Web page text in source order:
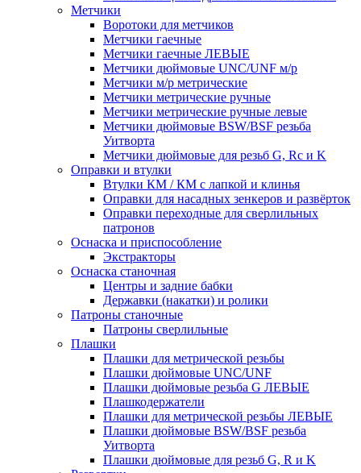
Метчики
Воротоки для метчиков
Метчики гаечные
Метчики гаечные ЛЕВЫЕ
Метчики дюймовые UNC/UNF м/р
Метчики м/р метрические
Метчики метрические ручные
Метчики метрические ручные левые
Метчики дюймовые BSW/BSF резьба
Уитворта
Метчики дюймовые для резьб G, Rc и K
Оправки и втулки
Втулки КМ / КМ с лапкой и клинья
Оправки для насадных зенкеров и развёрток
Оправки переходные для сверлильных
патронов
Оснаска и приспособление
Экстракторы
Оснаска станочная
Центры и задние бабки
Державки (накатки) и ролики
Патроны станочные
Патроны сверлильные
Плашки
Плашки для метрической резьбы
Плашки дюймовые UNC/UNF
Плашки дюймовые резьба G ЛЕВЫЕ
Плашкодержатели
Плашки для метрической резьбы ЛЕВЫЕ
Плашки дюймовые BSW/BSF резьба
Уитворта
Плашки дюймовые для резьб G, R и K